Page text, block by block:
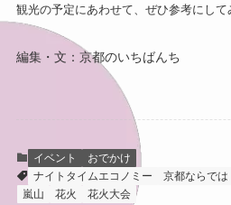
観光の予定にあわせて、ぜひ参考にして
編集・文：京都のいちばんち
イベント
おでかけ
ナイトタイムエコノミー
京都ならでは
嵐山
花火 花火大会